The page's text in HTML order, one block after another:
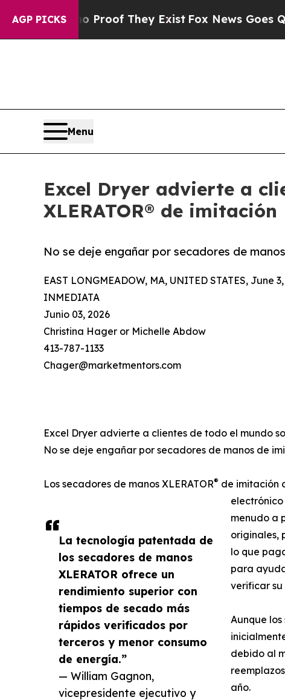
AGP PICKS
no Proof They ExistFox News Goes Quiet as
Menu
Excel Dryer advierte a
XLERATOR® de imitación
No se deje engañar por secadores de
La tecnología patentada de
los secadores de manos
XLERATOR ofrece un
rendimiento superior con
tiempos de secado más
rápidos verificados por
terceros y menor consumo
de energía.”
— William Gagnon,
vicepresidente ejecutivo y
EAST LONGMEADOW, MA, UNITED STATES, June
INMEDIATA
Junio 03, 2026
Christina Hager or Michelle Abdow
413-787-1133
Chager@marketmentors.com
Excel Dryer advierte a clientes de todo el mundo
No se deje engañar por secadores de manos de
Los secadores de manos XLERATOR® de imitación
menudo a
originales,
lo que
para
verificar
Aunque
debido al
año.